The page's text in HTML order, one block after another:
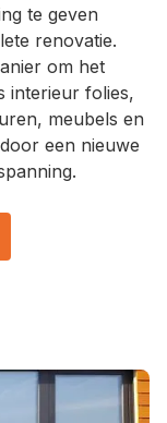
te geven
renovatie.
om het
interieur folies,
meubels en
een nieuwe